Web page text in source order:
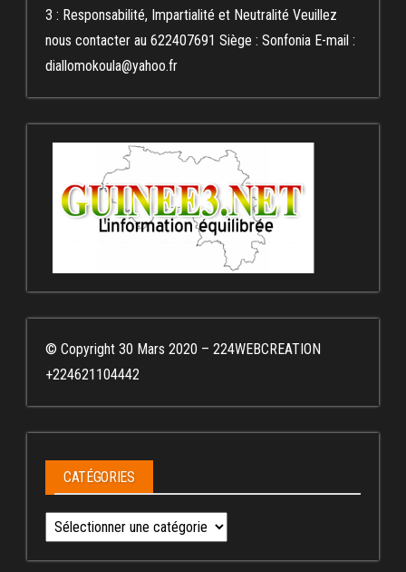
3 : Responsabilité, Impartialité et Neutralité Veuillez
nous contacter au 622407691 Siège : Sonfonia E-mail :
diallomokoula@yahoo.fr
© Copyright 30 Mars 2020 – 224WEBCREATION
+224621104442
CATÉGORIES
Catégories